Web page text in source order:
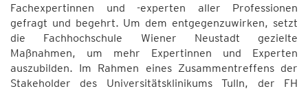
Fachexpertinnen und -experten aller Professionen
gefragt und begehrt. Um dem entgegenzuwirken, setzt
die Fachhochschule Wiener Neustadt gezielte
Maßnahmen, um mehr Expertinnen und Experten
auszubilden. Im Rahmen eines Zusammentreffens der
Stakeholder des Universitätsklinikums Tulln, der FH